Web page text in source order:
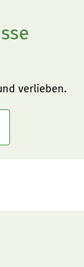
verlieben.